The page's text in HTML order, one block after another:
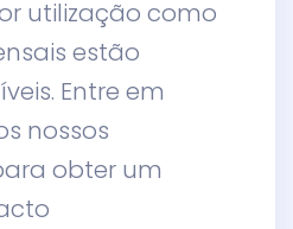
utilização como
estão
Entre em
nossos
obter um